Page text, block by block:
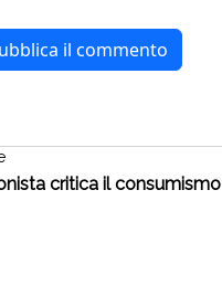
critica il consumismo